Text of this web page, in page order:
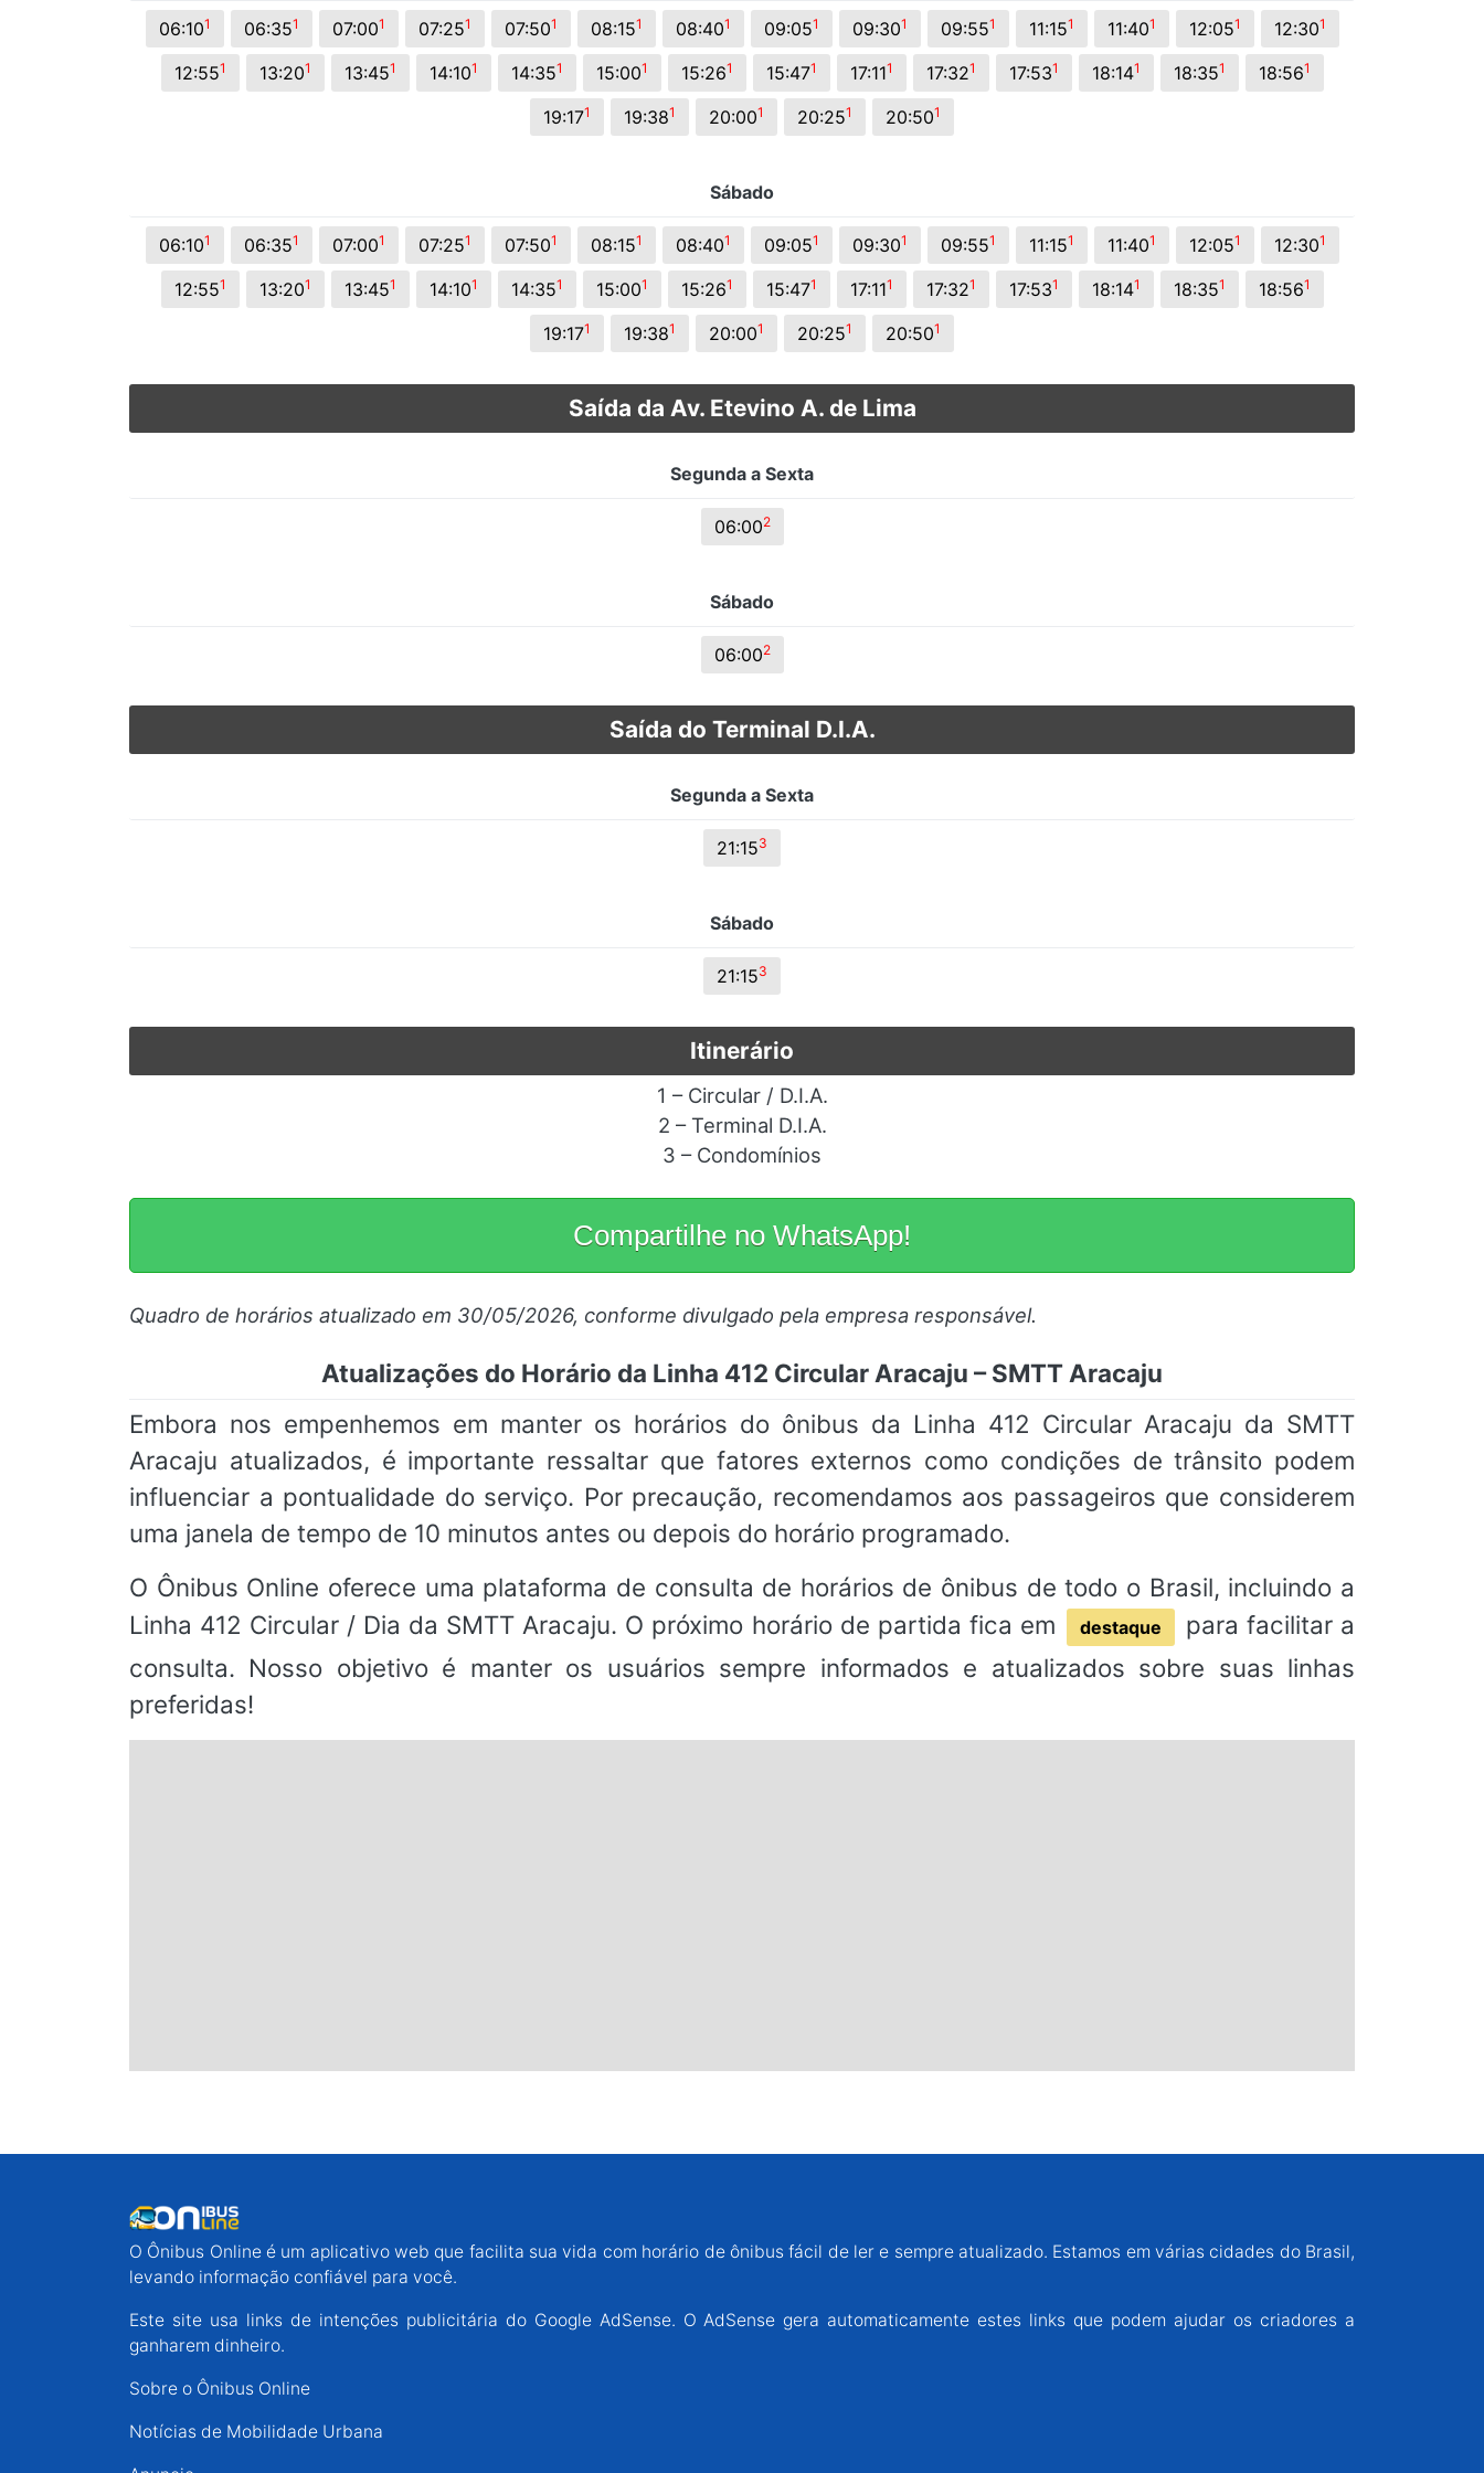
© 2026 Viva City Serviços Digitais Ltda. Todos os direitos reservados.
06:101 06:351 07:001 07:251 07:501 08:151 08:401 09:051 09:301 09:551 11:151 11:401 12:051 12:301
12:551 13:201 13:451 14:101 14:351 15:001 15:261 15:471 17:111 17:321 17:531 18:141 18:351 18:561
19:171 19:381 20:001 20:251 20:501
Sábado
06:101 06:351 07:001 07:251 07:501 08:151 08:401 09:051 09:301 09:551 11:151 11:401 12:051 12:301
12:551 13:201 13:451 14:101 14:351 15:001 15:261 15:471 17:111 17:321 17:531 18:141 18:351 18:561
19:171 19:381 20:001 20:251 20:501
Saída da Av. Etevino A. de Lima
Segunda a Sexta
06:002
Sábado
06:002
Saída do Terminal D.I.A.
Segunda a Sexta
21:153
Sábado
21:153
Itinerário
1 – Circular / D.I.A.
2 – Terminal D.I.A.
3 – Condomínios
Compartilhe no WhatsApp!
Quadro de horários atualizado em 30/05/2026, conforme divulgado pela empresa responsável.
Atualizações do Horário da Linha 412 Circular Aracaju – SMTT Aracaju
Embora nos empenhemos em manter os horários do ônibus da Linha 412 Circular Aracaju da SMTT
Aracaju atualizados, é importante ressaltar que fatores externos como condições de trânsito podem
influenciar a pontualidade do serviço. Por precaução, recomendamos aos passageiros que considerem
uma janela de tempo de 10 minutos antes ou depois do horário programado.
O Ônibus Online oferece uma plataforma de consulta de horários de ônibus de todo o Brasil, incluindo a
Linha 412 Circular / Dia da SMTT Aracaju. O próximo horário de partida fica em
destaque
para facilitar a
consulta. Nosso objetivo é manter os usuários sempre informados e atualizados sobre suas linhas
preferidas!
O Ônibus Online é um aplicativo web que facilita sua vida com horário de ônibus fácil de ler e sempre atualizado. Estamos em várias cidades do Brasil,
levando informação confiável para você.
Este site usa links de intenções publicitária do Google AdSense. O AdSense gera automaticamente estes links que podem ajudar os criadores a
ganharem dinheiro.
Sobre o Ônibus Online
Notícias de Mobilidade Urbana